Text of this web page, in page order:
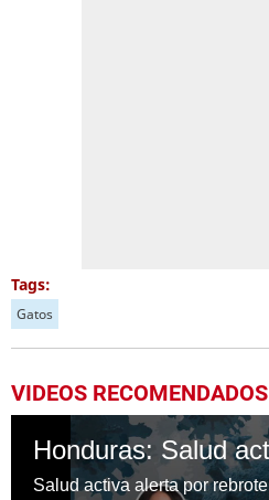
Tags:
Gatos
VIDEOS RECOMENDADOS